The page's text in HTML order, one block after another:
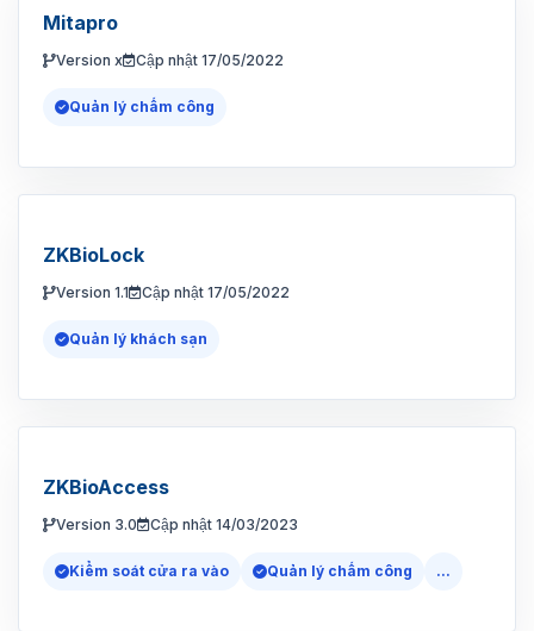
Mitapro
Version x Cập nhật 17/05/2022
Quản lý chấm công
ZKBioLock
Version 1.1 Cập nhật 17/05/2022
Quản lý khách sạn
ZKBioAccess
Version 3.0 Cập nhật 14/03/2023
Kiểm soát cửa ra vào Quản lý chấm công ...